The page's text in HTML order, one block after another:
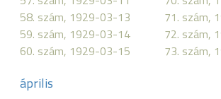
58. szám, 1929-03-13
59. szám, 1929-03-14
60. szám, 1929-03-15
71. szám,
72. szám,
73. szám,
április